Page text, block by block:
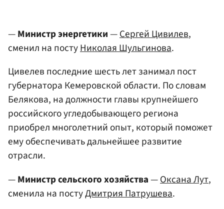
—Министр энергетики—Сергей Цивилев,
сменил на постуНиколая Шульгинова.
Цивелев последние шесть лет занимал пост
губернатора Кемеровской области. По словам
Белякова, на должности главы крупнейшего
российского угледобывающего региона
приобрел многолетний опыт, который поможет
ему обеспечивать дальнейшее развитие
отрасли.
—Министр сельского хозяйства—Оксана Лут,
сменила на постуДмитрия Патрушева.